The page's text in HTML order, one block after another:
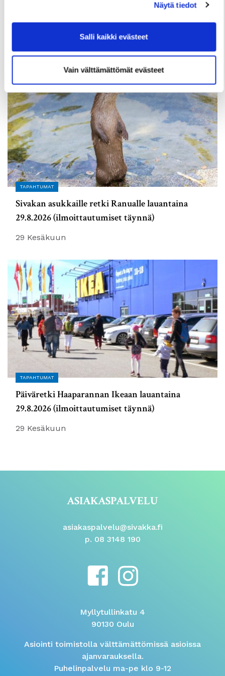
Näytä tiedot
Salli kaikki evästeet
Vain välttämättömät evästeet
valmistumassa loppuvuonna, hakuajat alkavat
elokuussa
TAPAHTUMAT
Sivakan asukkaille retki Ranualle lauantaina
29.8.2026 (ilmoittautumiset täynnä)
29 Kesäkuun
TAPAHTUMAT
Päiväretki Haaparannan Ikeaan lauantaina
29.8.2026 (ilmoittautumiset täynnä)
29 Kesäkuun
ASIAKASPALVELU
asiakaspalvelu@sivakka.fi
p. 08 3148 190
Myllytullinkatu 4
90130 Oulu
Asiointi toimistolla välttämättömissä asioissa
ajanvarauksella.
Puhelinpalvelu ma-pe klo 9-12